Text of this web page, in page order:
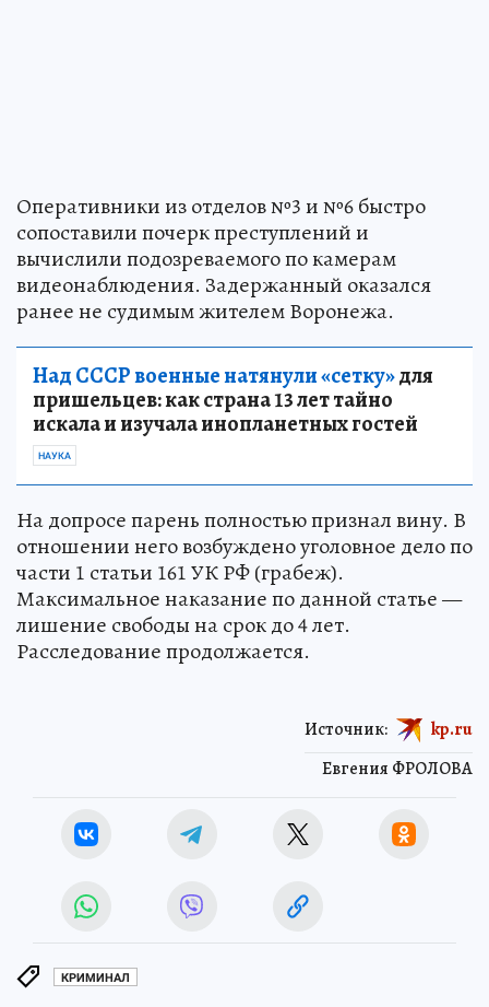
Оперативники из отделов №3 и №6 быстро
сопоставили почерк преступлений и
вычислили подозреваемого по камерам
видеонаблюдения. Задержанный оказался
ранее не судимым жителем Воронежа.
Над СССР военные натянули «сетку»для
пришельцев: как страна 13 лет тайно
искала и изучала инопланетных гостей
НАУКА
На допросе парень полностью признал вину. В
отношении него возбуждено уголовное дело по
части 1 статьи 161 УК РФ (грабеж).
Максимальное наказание по данной статье —
лишение свободы на срок до 4 лет.
Расследование продолжается.
Евгения ФРОЛОВА
Источник: kp.ru
КРИМИНАЛ